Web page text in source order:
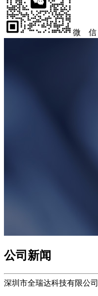
微 信
公司新闻
深圳市全瑞达科技有限公司